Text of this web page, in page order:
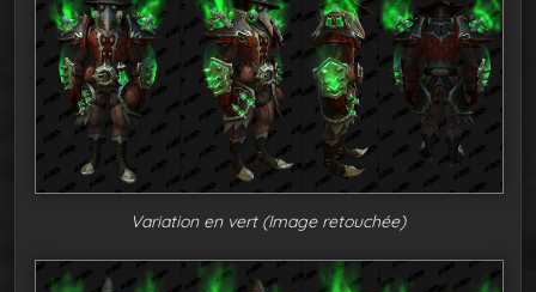
Variation en vert (Image retouchée)